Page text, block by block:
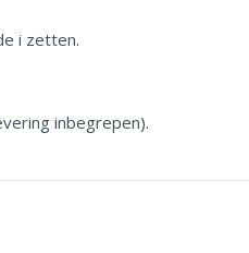
i zetten.
inbegrepen).